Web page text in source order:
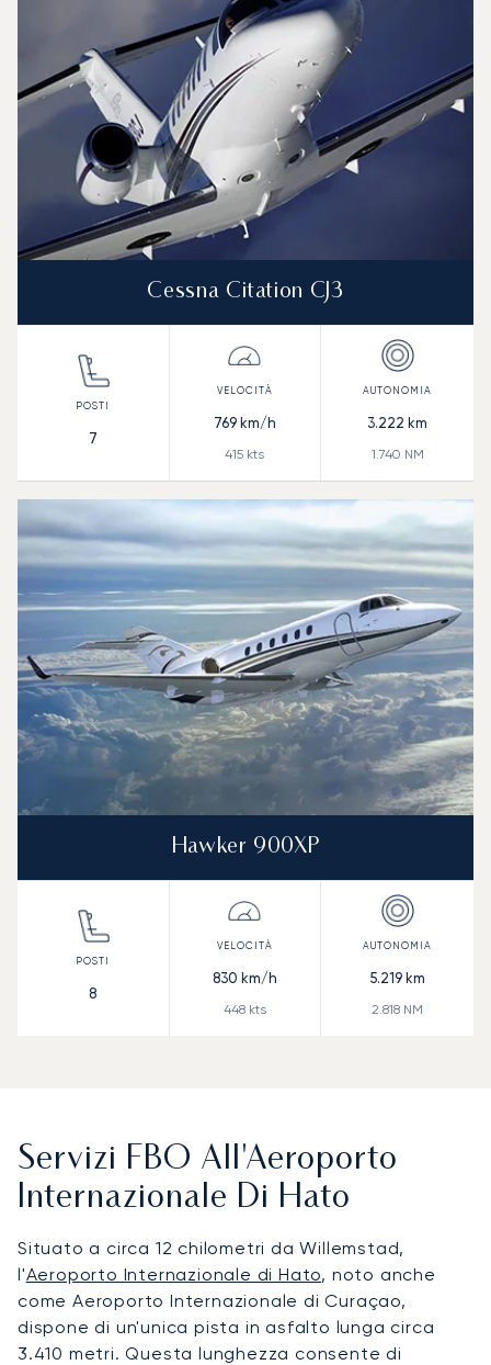
Cessna Citation CJ3
7
769km/h
415 kts
3.222 km
1.740 NM
Hawker 900XP
8
830 km/h
448kts
5.219km
2.818 NM
Servizi FBO All'Aeroporto
Internazionale Di Hato
Situato a circa 12 chilometri da Willemstad,
l'Aeroporto Internazionale di Hato, noto anche
come Aeroporto Internazionale di Curaçao,
dispone di un'unica pista in asfalto lunga circa
3.410 metri. Questa lunghezza consente di